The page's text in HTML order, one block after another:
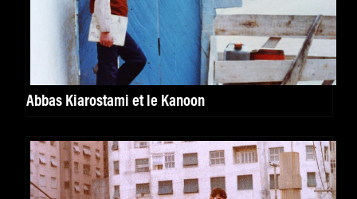
Abbas Kiarostami et le Kanoon